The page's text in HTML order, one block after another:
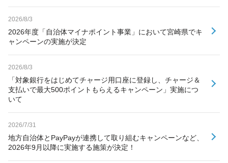
2026/8/3
2026年度「自治体マイナポイント事業」において宮崎県でキ
ャンペーンの実施が決定
2026/8/3
「対象銀行をはじめてチャージ用口座に登録し、チャージ＆
支払いで最大500ポイントもらえるキャンペーン」実施につ
いて
2026/7/31
地方自治体とPayPayが連携して取り組むキャンペーンなど、
2026年9月以降に実施する施策が決定！